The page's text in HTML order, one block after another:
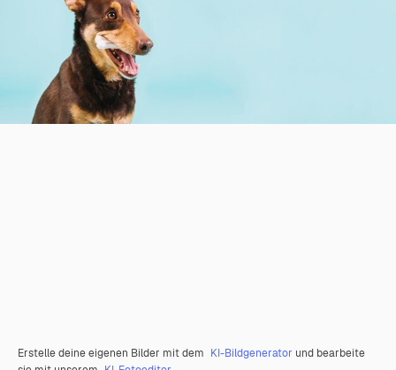
Erstelle deine eigenen Bilder mit dem KI-Bildgenerator und bearbeite